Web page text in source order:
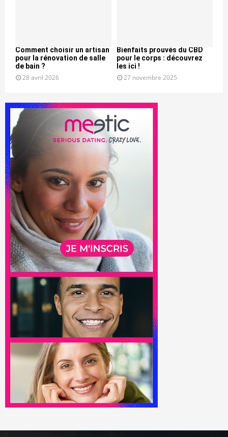
Comment choisir un artisan
pour la rénovation de salle
de bain ?
28 avril 2026
Bienfaits prouvés du CBD
pour le corps : découvrez
les ici !
27 novembre 2025